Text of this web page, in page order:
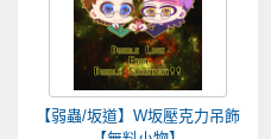
【弱蟲/坂道】W坂壓克力吊飾